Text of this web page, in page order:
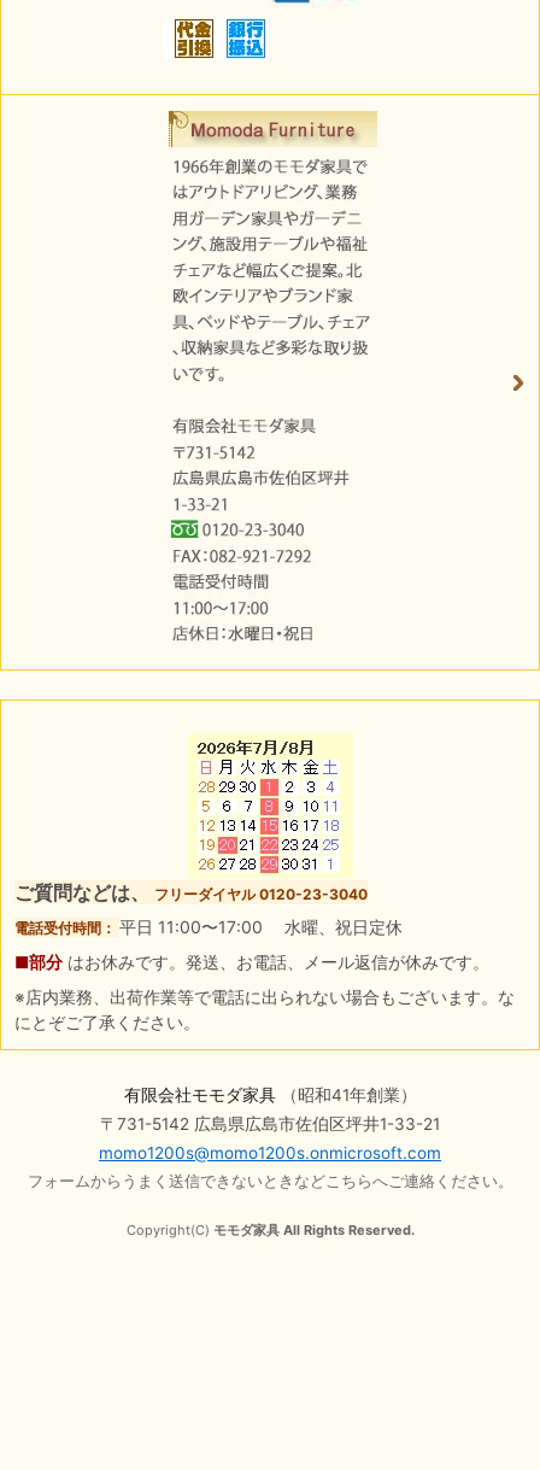
ご質問などは、
フリーダイヤル 0120-23-3040
電話受付時間： 平日 11:00〜17:00 水曜、祝日定休
■部分 はお休みです。発送、お電話、メール返信が休みです。
※店内業務、出荷作業等で電話に出られない場合もございます。な
にとぞご了承ください。
有限会社モモダ家具（昭和41年創業）
〒731-5142 広島県広島市佐伯区坪井1-33-21
momo1200s@momo1200s.onmicrosoft.com
フォームからうまく送信できないときなどこちらへご連絡ください。
Copyright(C) モモダ家具 All Rights Reserved.